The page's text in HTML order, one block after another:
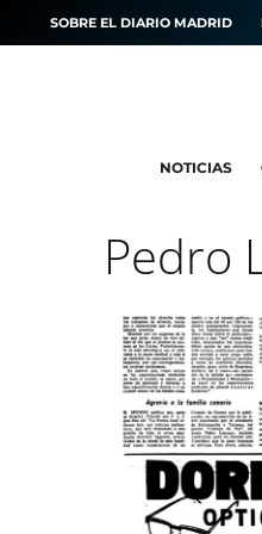
SOBRE EL DIARIO MADRID
NOTICIAS
Pedro